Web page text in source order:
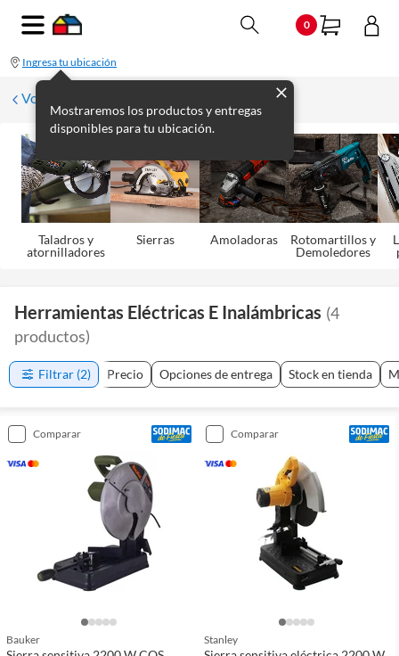
0
Ingresa tu ubicación
Mostraremos los productos y entregas
disponibles para tu ubicación.
Volver
Taladros y
atornilladores
Sierras Amoladoras
Rotomartillos y
Demoledores
Herramientas Eléctricas E Inalámbricas (4
productos)
Filtrar (2) Precio Opciones de entrega Stock en tienda
comparar
Bauker
comparar
Stanley